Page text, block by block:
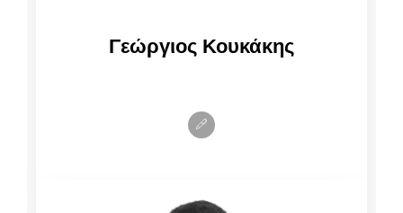
Γεώργιος Κουκάκης